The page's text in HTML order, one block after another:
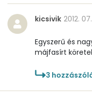
Szénhidrát
Cukor
kicsivik 2012.
Egyszerű és
májfasírt
3